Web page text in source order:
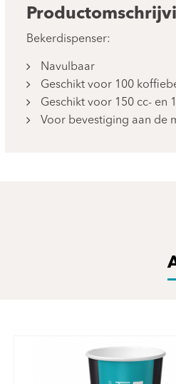
Bekerdispenser:
Navulbaar
Geschikt voor 100
Geschikt voor 150 cc- en
Voor bevestiging aan de